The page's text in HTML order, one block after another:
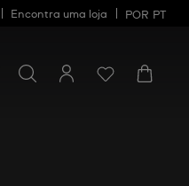
Encontra uma loja POR PT
por
algo